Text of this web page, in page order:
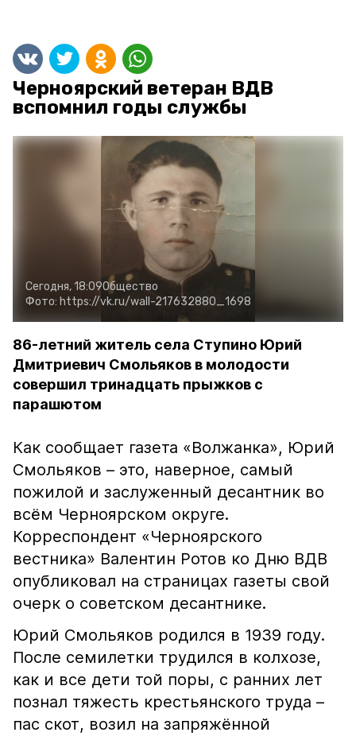
Черноярский ветеран ВДВ
вспомнил годы службы
Сегодня, 18:09Общество
Фото: https://vk.ru/wall-217632880_1698
86-летний житель села Ступино Юрий
Дмитриевич Смольяков в молодости
совершил тринадцать прыжков с
парашютом
Как сообщает газета «Волжанка», Юрий
Смольяков – это, наверное, самый
пожилой и заслуженный десантник во
всём Черноярском округе.
Корреспондент «Черноярского
вестника» Валентин Ротов ко Дню ВДВ
опубликовал на страницах газеты свой
очерк о советском десантнике.
Юрий Смольяков родился в 1939 году.
После семилетки трудился в колхозе,
как и все дети той поры, с ранних лет
познал тяжесть крестьянского труда –
пас скот, возил на запряжённой